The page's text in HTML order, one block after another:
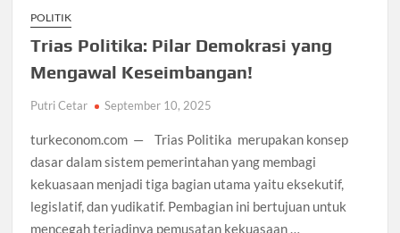
POLITIK
Trias Politika: Pilar Demokrasi yang
Mengawal Keseimbangan!
Putri Cetar September 10, 2025
turkeconom.com — Trias Politika merupakan konsep
dasar dalam sistem pemerintahan yang membagi
kekuasaan menjadi tiga bagian utama yaitu eksekutif,
legislatif, dan yudikatif. Pembagian ini bertujuan untuk
mencegah terjadinya pemusatan kekuasaan …